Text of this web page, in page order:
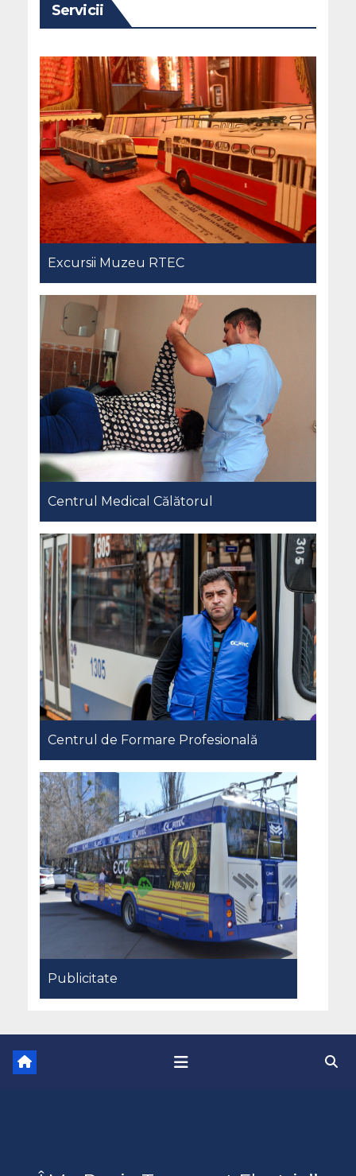
Servicii
Excursii Muzeu RTEC
Centrul Medical Călătorul
Centrul de Formare Profesională
Publicitate